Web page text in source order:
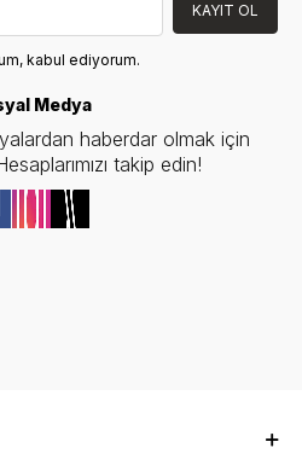
KAYIT OL
kabul ediyorum.
Medya
haberdar olmak için
takip edin!